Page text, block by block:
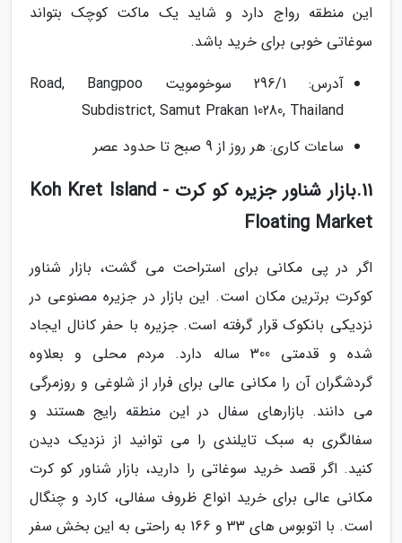
این منطقه رواج دارد و شاید یک ماکت کوچک بتواند
سوغاتی خوبی برای خرید باشد.
آدرس: 296/1 سوخومویت Road, Bangpoo
Subdistrict, Samut Prakan 10280, Thailand
ساعات کاری: هر روز از 9 صبح تا حدود عصر
11.بازار شناور جزیره کو کرت - Koh Kret Island
Floating Market
اگر در پی مکانی برای استراحت می گشت، بازار شناور
کوکرت برترین مکان است. این بازار در جزیره مصنوعی در
نزدیکی بانکوک قرار گرفته است. جزیره با حفر کانال ایجاد
شده و قدمتی 300 ساله دارد. مردم محلی و بعلاوه
گردشگران آن را مکانی عالی برای فرار از شلوغی و روزمرگی
می دانند. بازارهای سفال در این منطقه رایج هستند و
سفالگری به سبک تایلندی را می توانید از نزدیک دیدن
کنید. اگر قصد خرید سوغاتی را دارید، بازار شناور کو کرت
مکانی عالی برای خرید انواع ظروف سفالی، کارد و چنگال
است. با اتوبوس های 33 و 166 به راحتی به این بخش سفر